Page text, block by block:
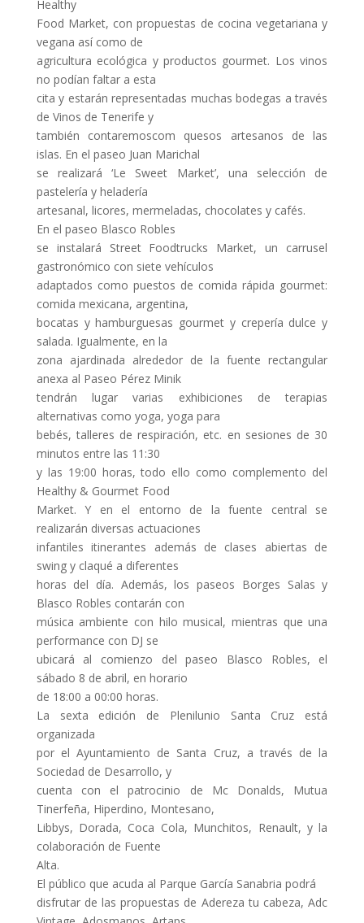
Healthy
Food Market, con propuestas de cocina vegetariana y
vegana así como de
agricultura ecológica y productos gourmet. Los vinos
no podían faltar a esta
cita y estarán representadas muchas bodegas a través
de Vinos de Tenerife y
también contaremoscom quesos artesanos de las
islas. En el paseo Juan Marichal
se realizará ‘Le Sweet Market’, una selección de
pastelería y heladería
artesanal, licores, mermeladas, chocolates y cafés.
En el paseo Blasco Robles
se instalará Street Foodtrucks Market, un carrusel
gastronómico con siete vehículos
adaptados como puestos de comida rápida gourmet:
comida mexicana, argentina,
bocatas y hamburguesas gourmet y crepería dulce y
salada. Igualmente, en la
zona ajardinada alrededor de la fuente rectangular
anexa al Paseo Pérez Minik
tendrán lugar varias exhibiciones de terapias
alternativas como yoga, yoga para
bebés, talleres de respiración, etc. en sesiones de 30
minutos entre las 11:30
y las 19:00 horas, todo ello como complemento del
Healthy & Gourmet Food
Market. Y en el entorno de la fuente central se
realizarán diversas actuaciones
infantiles itinerantes además de clases abiertas de
swing y claqué a diferentes
horas del día. Además, los paseos Borges Salas y
Blasco Robles contarán con
música ambiente con hilo musical, mientras que una
performance con DJ se
ubicará al comienzo del paseo Blasco Robles, el
sábado 8 de abril, en horario
de 18:00 a 00:00 horas.
La sexta edición de Plenilunio Santa Cruz está
organizada
por el Ayuntamiento de Santa Cruz, a través de la
Sociedad de Desarrollo, y
cuenta con el patrocinio de Mc Donalds, Mutua
Tinerfeña, Hiperdino, Montesano,
Libbys, Dorada, Coca Cola, Munchitos, Renault, y la
colaboración de Fuente
Alta.
El público que acuda al Parque García Sanabria podrá
disfrutar de las propuestas de Adereza tu cabeza, Adc